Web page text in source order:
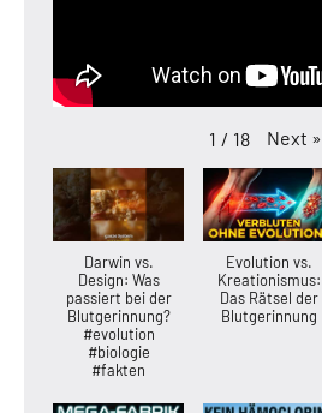
1 / 18 Next »
Darwin vs.
Design: Was
passiert bei der
Blutgerinnung?
#evolution
#biologie
#fakten
Evolution vs.
Kreationismus:
Das Rätsel der
Blutgerinnung